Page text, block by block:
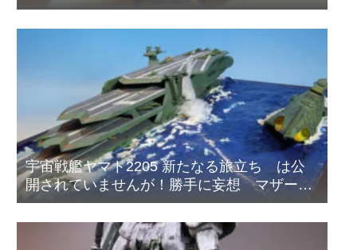
5.0
宇宙戦艦ヤマト2205 新たなる旅立ち は公
開されていませんが！勝手に妄想 マザータ
ウンの海の戦い！